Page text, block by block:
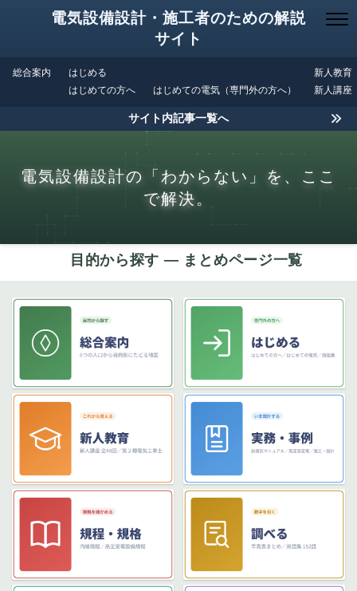
電気設備設計・施工者のための解説
サイト
総合案内
はじめる
はじめての方へ
はじめての電気（専門外の方へ）
新人教育
新人講座
サイト内記事一覧へ
電気設備設計の「わからない」を、ここ
で解決。